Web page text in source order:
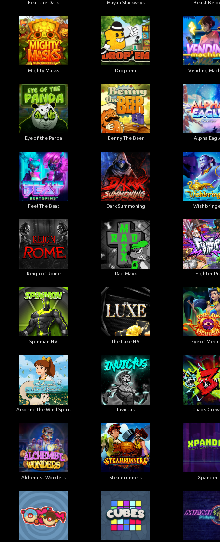
Fear the Dark Mayan Stackways Beast
Mighty Masks Drop'em Vending
Eye of the Panda Benny The Beer Alpha
Feel The Beat Dark Summoning
Reign of Rome Rad Maxx Fighter Pit
Spinman H.V The Luxe H.V Eye of
Aiko and the Wind Spirit Invictus Chaos
Alchemist Wonders Steamrunners Xpander